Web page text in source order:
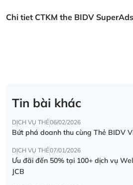
Chi tiet CTKM the BIDV
Tin bài khác
DỊCH VỤ THẺ06/02/2026
Bứt phá doanh thu cùng Thẻ BIDV
DỊCH VỤ THẺ07/01/2026
Ưu đãi đến 50% tại 100+ dịch vụ
JCB